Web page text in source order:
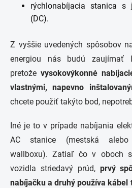
rýchlonabíjacia stanica s
(DC).
Z vyššie uvedených spôsobov
energiou nás budú zaujímať
pretoževysokovýkonné
vlastnými, napevno
chcete použiť takýto bod,
Iné je to v prípade nabíjania
AC stanice (mestská
wallboxu). Zatiaľ čo v oboch
vozidla striedavý prúd, prvý
nabíjačku a druhý používa kábel